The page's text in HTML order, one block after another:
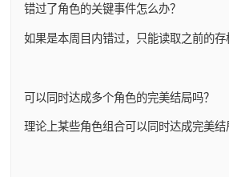
错过了角色的关键事件怎么办？
如果是本周目内错过，只能读取之前的
可以同时达成多个角色的完美结局吗？
理论上某些角色组合可以同时达成完美